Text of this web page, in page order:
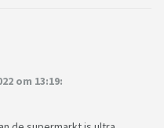
om 13:19: